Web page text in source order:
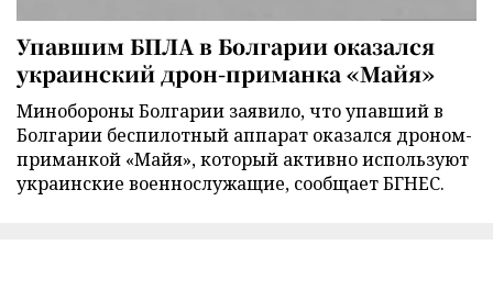
Упавшим БПЛА в Болгарии оказался
украинский дрон-приманка «Майя»
Минобороны Болгарии заявило, что упавший в
Болгарии беспилотный аппарат оказался дроном-
приманкой «Майя», который активно используют
украинские военнослужащие, сообщает БГНЕС.